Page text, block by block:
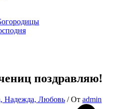
поздравляю!
Надежда, Любовь / От admin